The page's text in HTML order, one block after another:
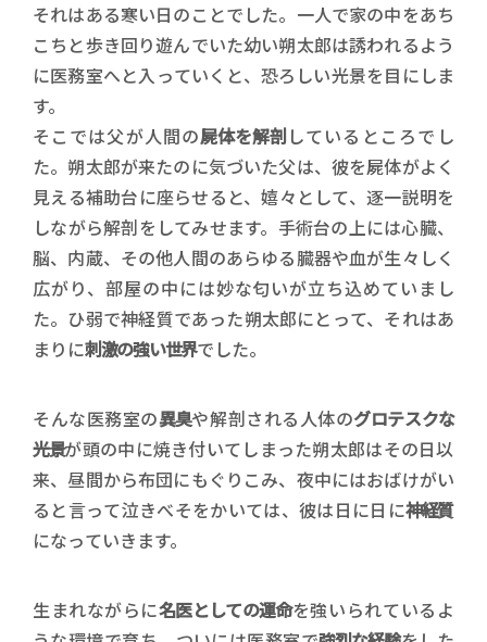
それはある寒い日のことでした。一人で家の中をあち
こちと歩き回り遊んでいた幼い朔太郎は誘われるよう
に医務室へと入っていくと、恐ろしい光景を目にしま
す。
そこでは父が人間の屍体を解剖 しているところでし
た。朔太郎が来たのに気づいた父は、彼を屍体がよく
見える補助台に座らせると、嬉々として、逐一説明を
しながら解剖をしてみせます。手術台の上には心臓、
脳、内蔵、その他人間のあらゆる臓器や血が生々しく
広がり、部屋の中には妙な匂いが立ち込めていまし
た。ひ弱で神経質であった朔太郎にとって、それはあ
まりに刺激の強い世界でした。
そんな医務室の異臭や解剖される人体のグロテスクな
光景が頭の中に焼き付いてしまった朔太郎はその日以
来、昼間から布団にもぐりこみ、夜中にはおばけがい
ると言って泣きべそをかいては、彼は日に日に神経質
になっていきます。
生まれながらに名医としての運命を強いられているよ